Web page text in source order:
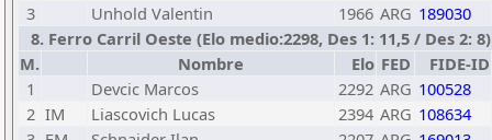
3
Unhold Valentin 1966 ARG 189030
8. Ferro Carril Oeste (Elo medio:2298, Des 1: 11,5 / Des 2: 8)
M.
Nombre Elo FED
FIDE-ID
1
Devcic Marcos 2292 ARG 100528
2 IM Liascovich Lucas 2394 ARG 108634